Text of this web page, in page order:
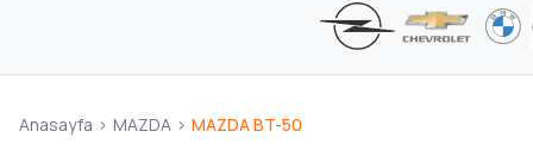
Anasayfa > MAZDA > MAZDA BT-50